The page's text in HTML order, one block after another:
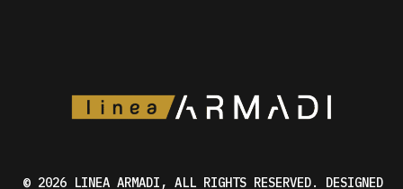
© 2026 LINEA ARMADI , ALL RIGHTS RESERVED. DESIGNED